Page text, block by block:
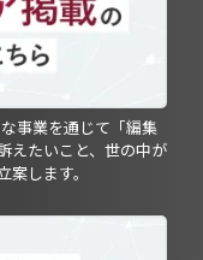
事業を通じて「編集
えたいこと、世の中が
します。